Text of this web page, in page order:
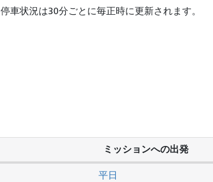
旅
停車状況は30分ごとに毎正時に更新されます。
ミッションへの出発
平日